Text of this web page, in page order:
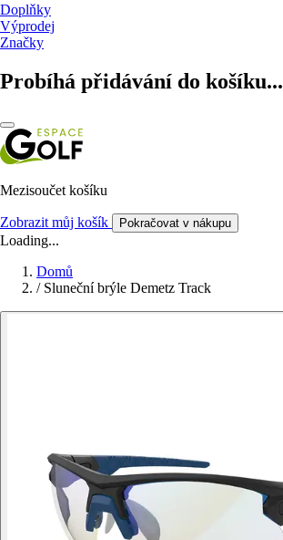
Doplňky
Výprodej
Značky
Probíhá přidávání do košíku...
Mezisoučet košíku
Zobrazit můj košík Pokračovat v nákupu
Loading...
Domů
/ Sluneční brýle Demetz Track